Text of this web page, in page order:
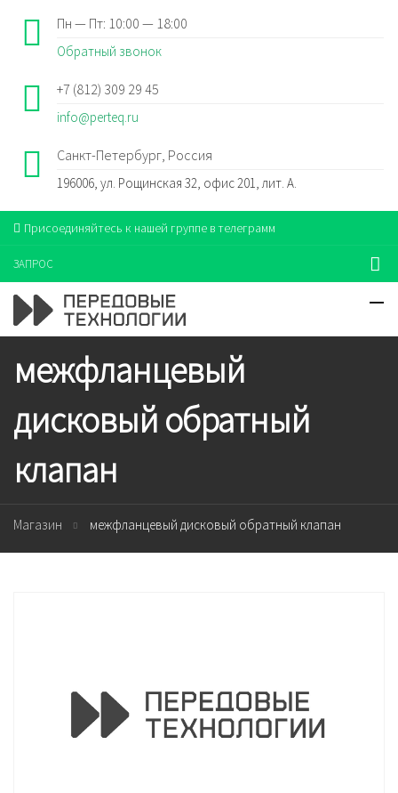
Пн — Пт: 10:00 — 18:00
Обратный звонок
+7 (812) 309 29 45
info@perteq.ru
Санкт-Петербург, Россия
196006, ул. Рощинская 32, офис 201, лит. А.
Присоединяйтесь к нашей группе в телеграмм
ЗАПРОС
межфланцевый
дисковый обратный
клапан
Магазин межфланцевый дисковый обратный клапан